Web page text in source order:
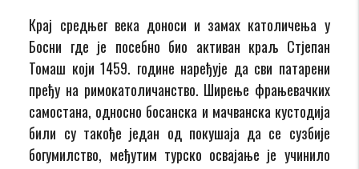
Крај средњег века доноси и замах католичења у
Босни где је посебно био активан краљ Стјепан
Томаш који 1459. године наређује да сви патарени
пређу на римокатоличанство. Ширење фрањевачких
самостана, односно босанска и мачванска кустодија
били су такође један од покушаја да се сузбије
богумилство, међутим турско освајање је учинило